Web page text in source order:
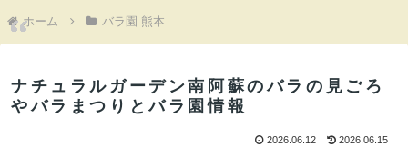
ホーム バラ園 熊本
ナチュラルガーデン南阿蘇のバラの見ごろ
やバラまつりとバラ園情報
2026.06.12 2026.06.15